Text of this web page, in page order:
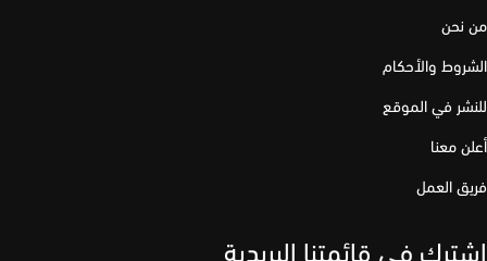
والأحكام
في الموقع
معنا
العمل
في قائمتنا البريدية